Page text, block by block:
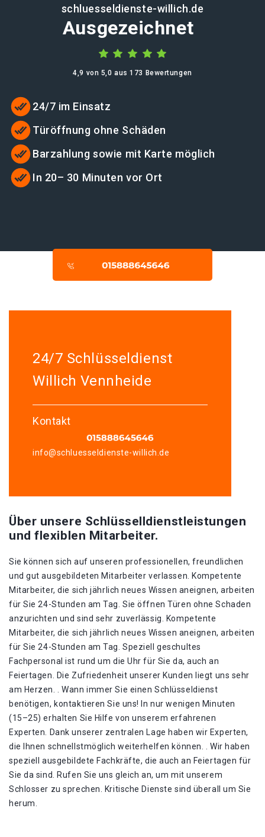
schluesseldienste-willich.de
Ausgezeichnet
4,9 von 5,0 aus 173 Bewertungen
24/7 im Einsatz
Türöffnung ohne Schäden
Barzahlung sowie mit Karte möglich
In 20– 30 Minuten vor Ort
24/7 Schlüsseldienst
Willich Vennheide
Kontakt
info@schluesseldienste-willich.de
Über unsere Schlüsselldienstleistungen
und flexiblen Mitarbeiter.
Sie können sich auf unseren professionellen, freundlichen
und gut ausgebildeten Mitarbeiter verlassen. Kompetente
Mitarbeiter, die sich jährlich neues Wissen aneignen, arbeiten
für Sie 24-Stunden am Tag. Sie öffnen Türen ohne Schaden
anzurichten und sind sehr zuverlässig. Kompetente
Mitarbeiter, die sich jährlich neues Wissen aneignen, arbeiten
für Sie 24-Stunden am Tag. Speziell geschultes
Fachpersonal ist rund um die Uhr für Sie da, auch an
Feiertagen. Die Zufriedenheit unserer Kunden liegt uns sehr
am Herzen. . Wann immer Sie einen Schlüsseldienst
benötigen, kontaktieren Sie uns! In nur wenigen Minuten
(15–25) erhalten Sie Hilfe von unserem erfahrenen
Experten. Dank unserer zentralen Lage haben wir Experten,
die Ihnen schnellstmöglich weiterhelfen können. . Wir haben
speziell ausgebildete Fachkräfte, die auch an Feiertagen für
Sie da sind. Rufen Sie uns gleich an, um mit unserem
Schlosser zu sprechen. Kritische Dienste sind überall um Sie
herum.